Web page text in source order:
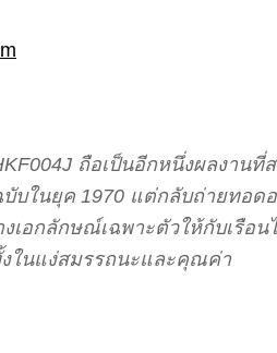
ถือเป็นอีกหนึ่งผลงา
บในยุค 1970 แต่กลับถ่ายทอ
งเอกลักษณ์เฉพาะตัวให้กับเรื
ในแง่สมรรถนะและคุณค่า